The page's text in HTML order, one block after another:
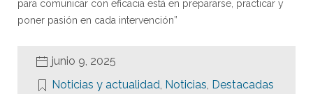
para comunicar con eficacia está en prepararse, practicar y
poner pasión en cada intervención”
junio 9, 2025
Noticias y actualidad, Noticias, Destacadas